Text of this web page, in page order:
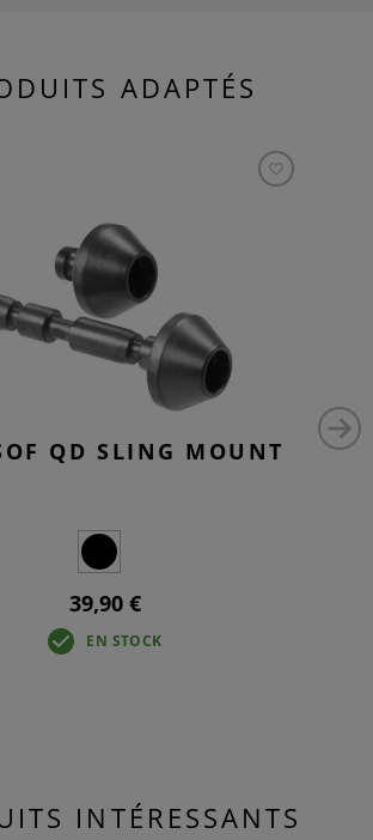
ADAPTÉS
QD SLING MOUNT
39,90 €
EN STOCK
INTÉRESSANTS